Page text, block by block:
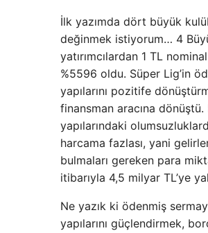
İlk yazımda dört büyük
değinmek istiyorum… 4
yatırımcılardan 1 TL
%5596 oldu. Süper Lig’in
yapılarını pozitife
finansman aracına
yapılarındaki
harcama fazlası, yani
bulmaları gereken para
itibarıyla 4,5 milyar TL’ye
Ne yazık ki ödenmiş
yapılarını güçlendirmek,